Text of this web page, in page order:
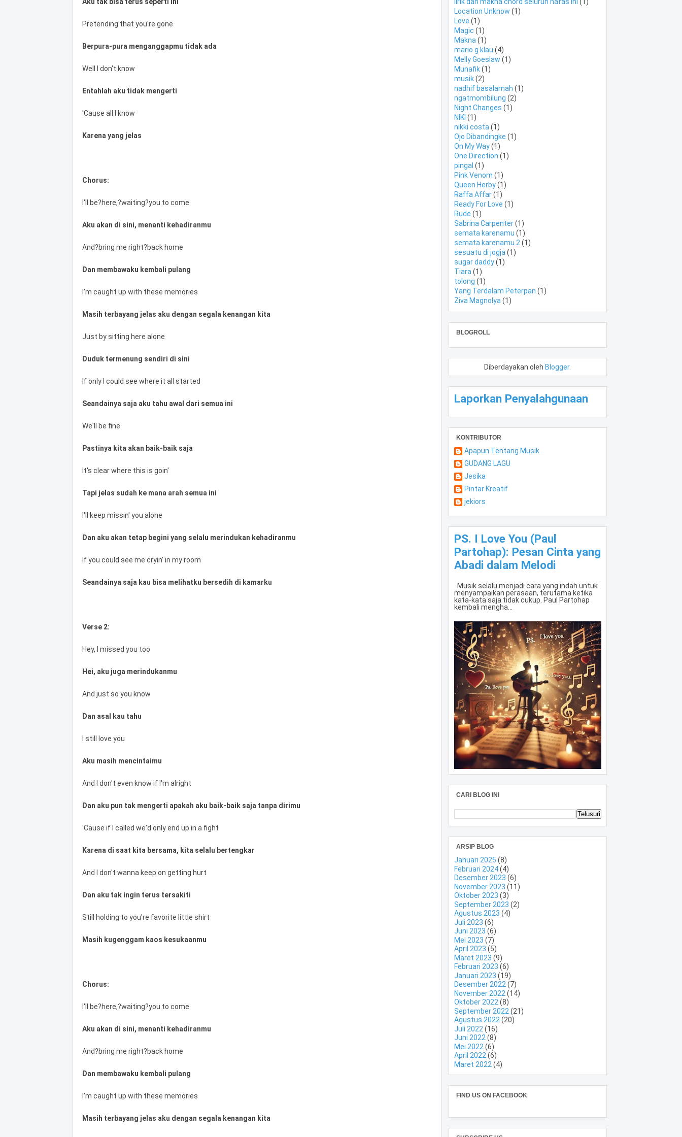
Pretending that you're gone
Berpura-pura menganggapmu tidak ada
Well I don't know
Entahlah aku tidak mengerti
'Cause all I know
Karena yang jelas
Chorus:
I'll be?here,?waiting?you to come
Aku akan di sini, menanti kehadiranmu
And?bring me right?back home
Dan membawaku kembali pulang
I'm caught up with these memories
Masih terbayang jelas aku dengan segala kenangan kita
Just by sitting here alone
Duduk termenung sendiri di sini
If only I could see where it all started
Seandainya saja aku tahu awal dari semua ini
We'll be fine
Pastinya kita akan baik-baik saja
It's clear where this is goin'
Tapi jelas sudah ke mana arah semua ini
I'll keep missin' you alone
Dan aku akan tetap begini yang selalu merindukan kehadiranmu
If you could see me cryin' in my room
Seandainya saja kau bisa melihatku bersedih di kamarku
Verse 2:
Hey, I missed you too
Hei, aku juga merindukanmu
And just so you know
Dan asal kau tahu
I still love you
Aku masih mencintaimu
And I don't even know if I'm alright
Dan aku pun tak mengerti apakah aku baik-baik saja tanpa dirimu
'Cause if I called we'd only end up in a fight
Karena di saat kita bersama, kita selalu bertengkar
And I don't wanna keep on getting hurt
Dan aku tak ingin terus tersakiti
Still holding to you're favorite little shirt
Masih kugenggam kaos kesukaanmu
Chorus:
I'll be?here,?waiting?you to come
Aku akan di sini, menanti kehadiranmu
And?bring me right?back home
Dan membawaku kembali pulang
I'm caught up with these memories
Masih terbayang jelas aku dengan segala kenangan kita
Location Unknow (1)
Love (1)
Magic (1)
Makna (1)
mario g klau (4)
Melly Goeslaw (1)
Munafik (1)
musik (2)
nadhif basalamah (1)
ngatmombilung (2)
Night Changes (1)
NIKI (1)
nikki costa (1)
Ojo Dibandingke (1)
On My Way (1)
One Direction (1)
pingal (1)
Pink Venom (1)
Queen Herby (1)
Raffa Affar (1)
Ready For Love (1)
Rude (1)
Sabrina Carpenter (1)
semata karenamu (1)
semata karenamu 2 (1)
sesuatu di jogja (1)
sugar daddy (1)
Tiara (1)
tolong (1)
Yang Terdalam Peterpan (1)
Ziva Magnolya (1)
BLOGROLL
Diberdayakan oleh Blogger.
Laporkan Penyalahgunaan
KONTRIBUTOR
Apapun Tentang Musik
GUDANG LAGU
Jesika
Pintar Kreatif
jekiors
PS. I Love You (Paul
Partohap): Pesan Cinta yang
Abadi dalam Melodi
Musik selalu menjadi cara yang indah untuk
menyampaikan perasaan, terutama ketika
kata-kata saja tidak cukup. Paul Partohap
kembali mengha...
CARI BLOG INI
ARSIP BLOG
Januari 2025 (8)
Februari 2024(4)
Desember 2023 (6)
November 2023 (11)
Oktober 2023 (3)
September 2023 (2)
Agustus 2023 (4)
Juli 2023 (6)
Juni 2023 (6)
Mei 2023 (7)
April 2023 (5)
Maret 2023 (9)
Februari 2023 (6)
Januari 2023 (19)
Desember 2022 (7)
November 2022 (14)
Oktober 2022 (8)
September 2022 (21)
Agustus 2022 (20)
Juli 2022 (16)
Juni 2022 (8)
Mei 2022 (6)
April 2022 (6)
Maret 2022 (4)
FIND US ON FACEBOOK